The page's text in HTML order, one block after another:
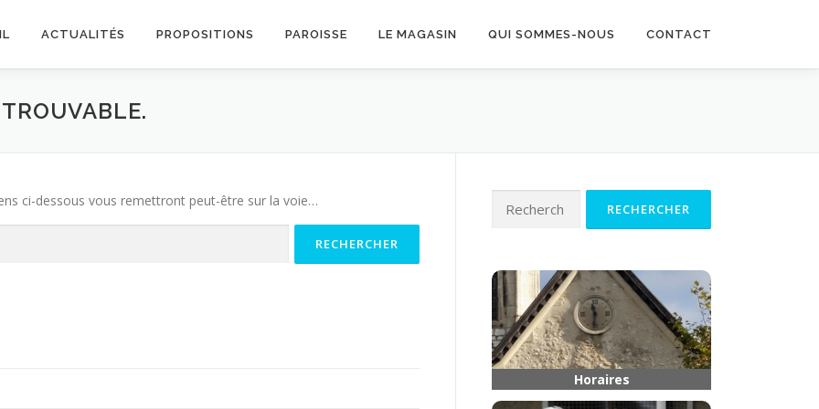
ACTUALITÉS PROPOSITIONS PAROISSE LE MAGASIN QUI SOMMES-NOUS CONTACT
ci-dessous vous remettront peut-être sur la voie… Rechercher :
Horaires